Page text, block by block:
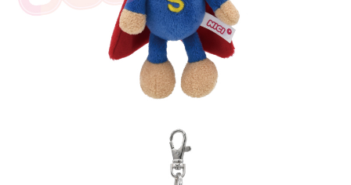
【注意事項】
１．透過由恩沛科技股份有限公司提供之「AFTEE先享後付」服務完成之交
易，需依本服務之必要範圍內提供個人資料，並將交易相關給付款項請求債
權轉讓予恩沛科技股份有限公司。
２．關於個人資料處理事宜，請瀏覽以下網址：
https://aftee.tw/terms/#terms3
３．未成年的使用者請事先徵得法定代理人或監護人之同意方可使用
４．使用「AFTEE先享後付」時，將依據個別帳號之用戶狀況，依本公司即
時審查核予不同之上限額度；若仍有額度不足之情形，本公司將視審查結果
５．嚴禁一人註冊多個帳號或使用他人資訊註冊。若發現惡意使用之情形，